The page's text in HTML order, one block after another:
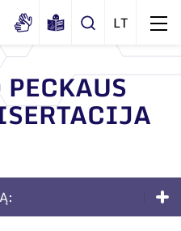
pažymėjimai
skyriai